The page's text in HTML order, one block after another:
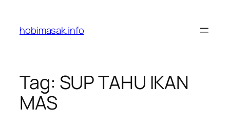
content
hobimasak.info
Tag: SUP TAHU IKAN
MAS